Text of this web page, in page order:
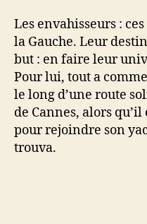
Les envahisseurs :
la Gauche. Leur
but : en faire leur
Pour lui, tout a
le long d’une route
de Cannes, alors
pour rejoindre son
trouva.